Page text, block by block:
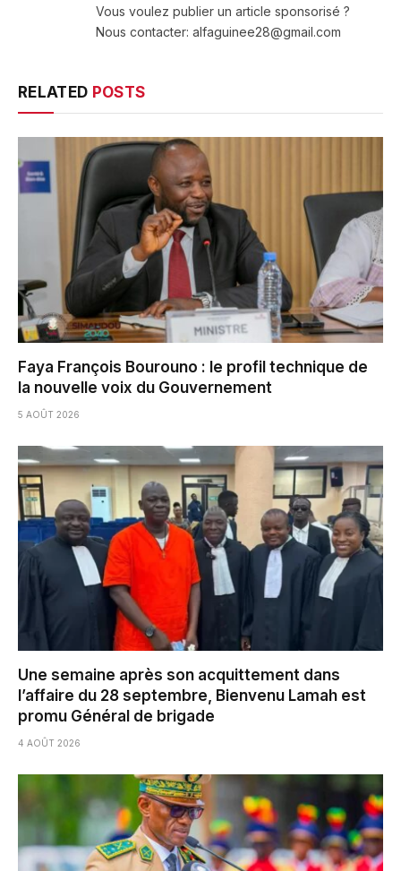
Vous voulez publier un article sponsorisé ?
Nous contacter: alfaguinee28@gmail.com
RELATED POSTS
Faya François Bourouno : le profil technique de
la nouvelle voix du Gouvernement
5 AOÛT 2026
Une semaine après son acquittement dans
l’affaire du 28 septembre, Bienvenu Lamah est
promu Général de brigade
4 AOÛT 2026